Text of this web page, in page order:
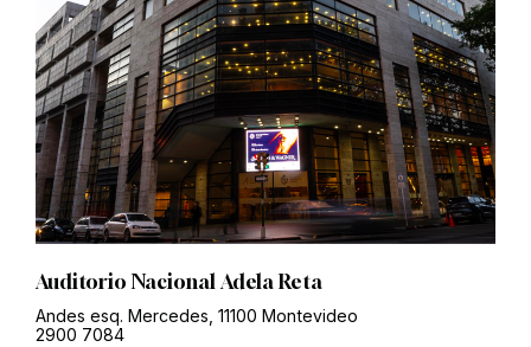
Auditorio Nacional Adela Reta
Andes esq. Mercedes, 11100 Montevideo
2900 7084